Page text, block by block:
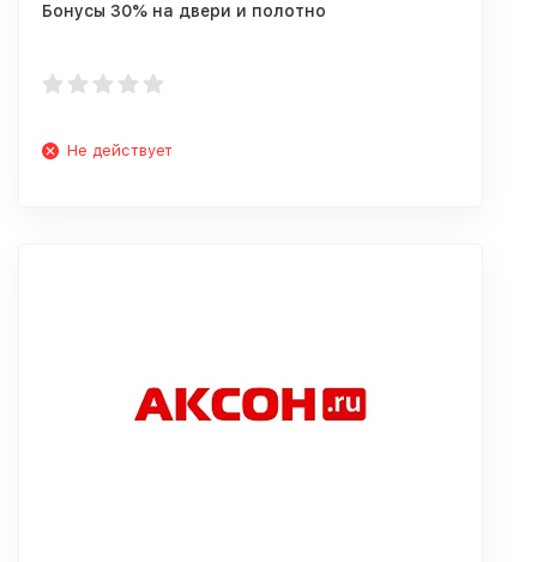
Бонусы 30% на двери и полотно
Не действует